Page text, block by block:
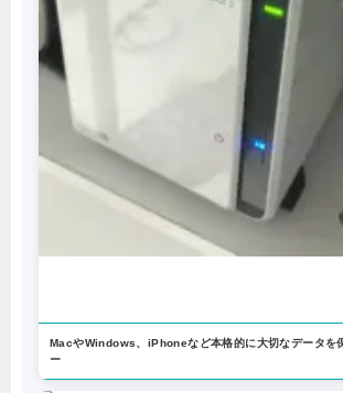
MacやWindows、iPhoneなど本格的に大切なデータを
ー